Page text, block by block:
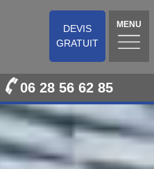
DEVIS
GRATUIT
MENU
06 28 56 62 85